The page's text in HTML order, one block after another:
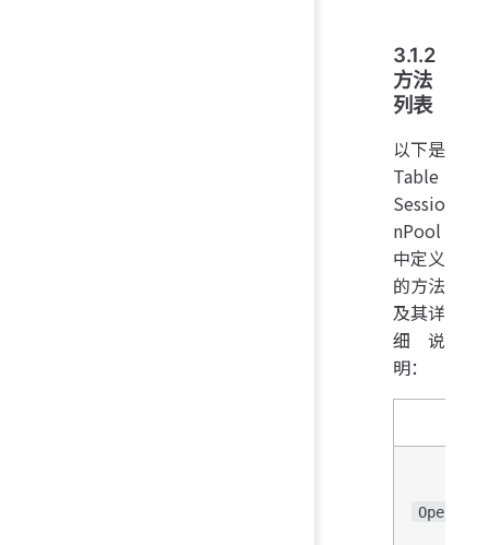
3.1.2
方法
列表
以下是
Table
Sessio
nPool
中定义
的方法
及其详
细说
明：